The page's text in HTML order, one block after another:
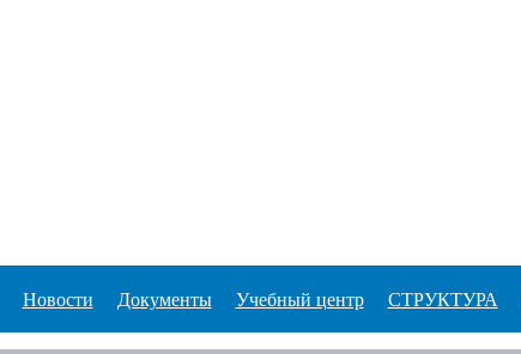
Новости Документы Учебный центр СТРУКТУРА